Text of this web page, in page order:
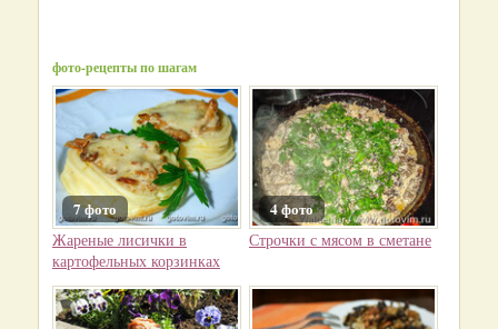
фото-рецепты по шагам
7 фото
Жареные лисички в
картофельных корзинках
4 фото
Строчки с мясом в сметане